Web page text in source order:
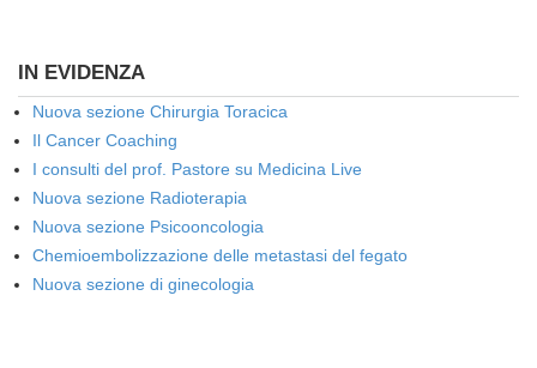
IN EVIDENZA
Nuova sezione Chirurgia Toracica
Il Cancer Coaching
I consulti del prof. Pastore su Medicina Live
Nuova sezione Radioterapia
Nuova sezione Psicooncologia
Chemioembolizzazione delle metastasi del fegato
Nuova sezione di ginecologia